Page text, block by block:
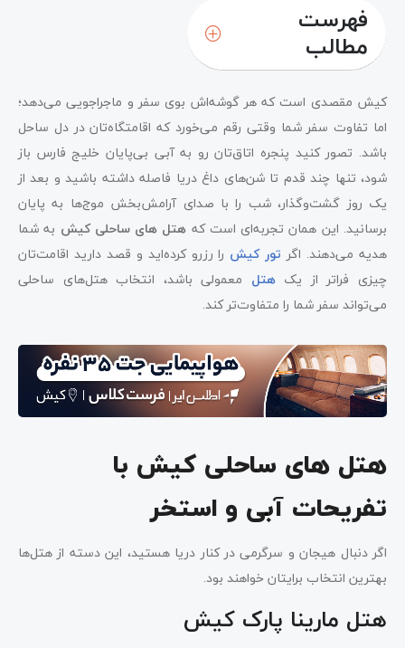
فهرست
مطالب
کیش مقصدی است که هر گوشه‌اش بوی سفر و ماجراجویی می‌دهد؛
اما تفاوت سفر شما وقتی رقم می‌خورد که اقامتگاه‌تان در دل ساحل
باشد. تصور کنید پنجره اتاق‌تان رو به آبی بی‌پایان خلیج فارس باز
شود، تنها چند قدم تا شن‌های داغ دریا فاصله داشته باشید و بعد از
یک روز گشت‌وگذار، شب را با صدای آرامش‌بخش موج‌ها به پایان
برسانید. این همان تجربه‌ای است که هتل های ساحلی کیش به شما
هدیه می‌دهند. اگر تور کیش را رزرو کرده‌اید و قصد دارید اقامت‌تان
چیزی فراتر از یکهتل معمولی باشد، انتخاب هتل‌های ساحلی
می‌تواند سفر شما را متفاوت‌تر کند.
هتل های ساحلی کیش با
تفریحات آبی و استخر
اگر دنبال هیجان و سرگرمی در کنار دریا هستید، این دسته از هتل‌ها
بهترین انتخاب برایتان خواهند بود.
هتل مارینا پارک کیش